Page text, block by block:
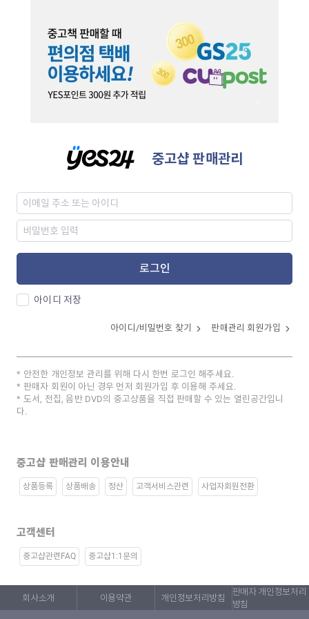
중고샵 판매관리
로그인
아이디 저장
아이디/비밀번호 찾기 판매관리 회원가입
안전한 개인정보 관리를 위해 다시 한번 로그인 해주세요.
판매자 회원이 아닌 경우 먼저 회원가입 후 이용해 주세요.
도서, 전집, 음반 DVD의 중고상품을 직접 판매할 수 있는 열린공간입니
다.
중고샵 판매관리 이용안내
상품등록 상품배송 정산 고객서비스관련 사업자회원전환
고객센터
중고샵관련FAQ 중고샵1:1문의
회사소개 이용약관 개인정보처리방침
판매자 개인정보처리
방침